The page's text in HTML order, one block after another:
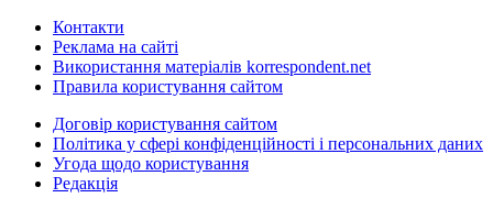
Контакти
Реклама на сайті
Використання матеріалів korrespondent.net
Правила користування сайтом
Договір користування сайтом
Політика у сфері конфіденційності і персональних даних
Угода щодо користування
Редакція